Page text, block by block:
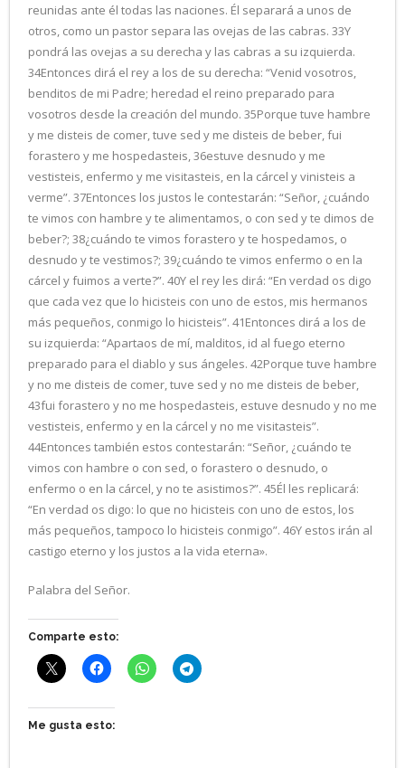
reunidas ante él todas las naciones. Él separará a unos de
otros, como un pastor separa las ovejas de las cabras. 33Y
pondrá las ovejas a su derecha y las cabras a su izquierda.
34Entonces dirá el rey a los de su derecha: “Venid vosotros,
benditos de mi Padre; heredad el reino preparado para
vosotros desde la creación del mundo. 35Porque tuve hambre
y me disteis de comer, tuve sed y me disteis de beber, fui
forastero y me hospedasteis, 36estuve desnudo y me
vestisteis, enfermo y me visitasteis, en la cárcel y vinisteis a
verme”. 37Entonces los justos le contestarán: “Señor, ¿cuándo
te vimos con hambre y te alimentamos, o con sed y te dimos de
beber?; 38¿cuándo te vimos forastero y te hospedamos, o
desnudo y te vestimos?; 39¿cuándo te vimos enfermo o en la
cárcel y fuimos a verte?”. 40Y el rey les dirá: “En verdad os digo
que cada vez que lo hicisteis con uno de estos, mis hermanos
más pequeños, conmigo lo hicisteis”. 41Entonces dirá a los de
su izquierda: “Apartaos de mí, malditos, id al fuego eterno
preparado para el diablo y sus ángeles. 42Porque tuve hambre
y no me disteis de comer, tuve sed y no me disteis de beber,
43fui forastero y no me hospedasteis, estuve desnudo y no me
vestisteis, enfermo y en la cárcel y no me visitasteis”.
44Entonces también estos contestarán: “Señor, ¿cuándo te
vimos con hambre o con sed, o forastero o desnudo, o
enfermo o en la cárcel, y no te asistimos?”. 45Él les replicará:
“En verdad os digo: lo que no hicisteis con uno de estos, los
más pequeños, tampoco lo hicisteis conmigo”. 46Y estos irán al
castigo eterno y los justos a la vida eterna».
Palabra del Señor.
Comparte esto:
Me gusta esto: